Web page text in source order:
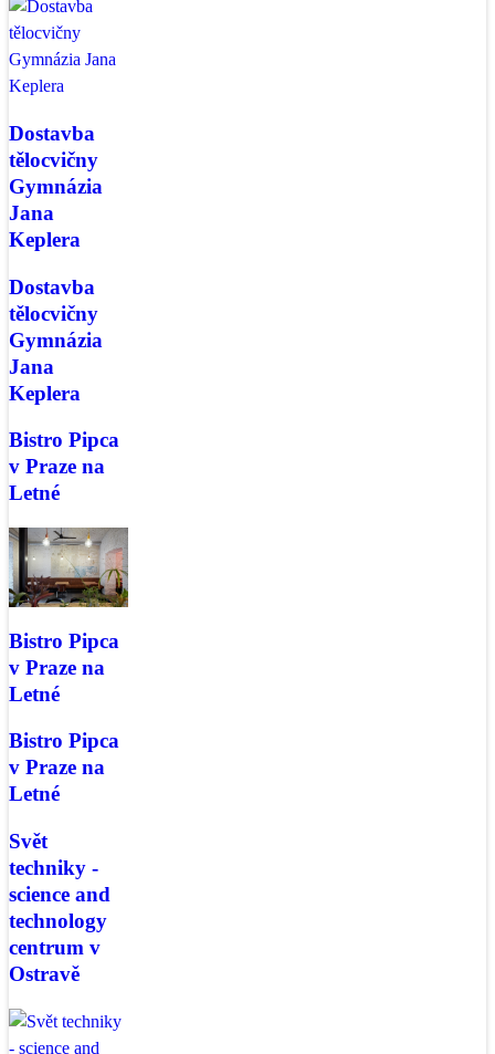
Dostavba
tělocvičny
Gymnázia
Jana
Keplera
Dostavba
tělocvičny
Gymnázia
Jana
Keplera
Bistro Pipca
v Praze na
Letné
Bistro Pipca
v Praze na
Letné
Bistro Pipca
v Praze na
Letné
Svět
techniky -
science and
technology
centrum v
Ostravě